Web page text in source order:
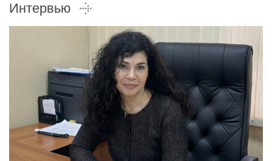
Интервью